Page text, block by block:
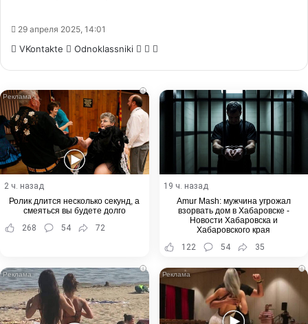
29 апреля 2025, 14:01
VKontakte Odnoklassniki WhatsApp
Telegram
i
2 ч. назад
Ролик длится несколько секунд, а
смеяться вы будете долго
268
54 72
19 ч. назад
Amur Mash: мужчина угрожал
взорвать дом в Хабаровске -
Новости Хабаровска и
Хабаровского края
122
54 35
i i